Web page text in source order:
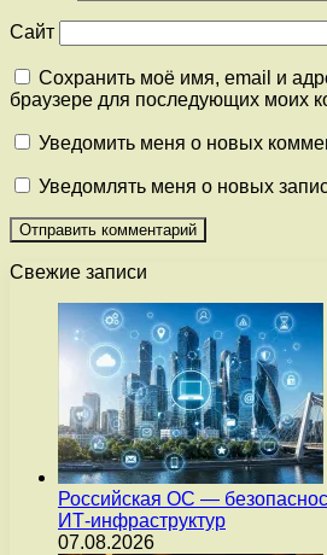
Сайт
Сохранить моё имя, email и
браузере для последующих моих
Уведомить меня о новых
Уведомлять меня о новых
Свежие записи
Российская ОС —
ИТ-инфраструктур
07.08.2026